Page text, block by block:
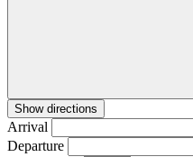
Show directions
Arrival
Departure